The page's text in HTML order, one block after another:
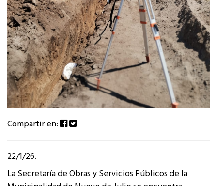
Compartir en:
22/1/26.
La Secretaría de Obras y Servicios Públicos de la